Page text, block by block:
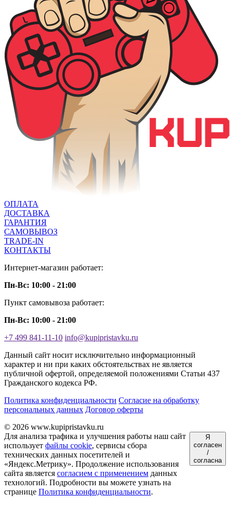
ОПЛАТА
ДОСТАВКА
ГАРАНТИЯ
САМОВЫВОЗ
TRADE-IN
КОНТАКТЫ
Интернет-магазин работает:
Пн-Вс: 10:00 - 21:00
Пункт самовывоза работает:
Пн-Вс: 10:00 - 21:00
+7 499 841-11-10 info@kupipristavku.ru
Данный сайт носит исключительно информационный
характер и ни при каких обстоятельствах не является
публичной офертой, определяемой положениями Статьи 437
Гражданского кодекса РФ.
Политика конфиденциальности Согласие на обработку
персональных данных Договор оферты
© 2026 www.kupipristavku.ru
Для анализа трафика и улучшения работы наш сайт
использует файлы cookie, сервисы сбора
технических данных посетителей и
«Яндекс.Метрику». Продолжение использования
сайта является согласием с применением данных
технологий. Подробности вы можете узнать на
странице Политика конфиденциальности.
Я
согласен
/
согласна